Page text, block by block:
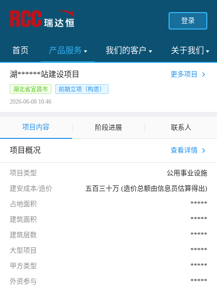
登录
首页 产品服务 我们的客户 关于我们
湖******站建设项目 更多项目
湖北省宜昌市
前期立项（构思）
2026-06-08 10:46
项目内容 阶段进展 联系人
项目概况 查看详情
项目类型 公用事业设施
建安成本/造价 五百三十万 (造价总额由信息员估算得出)
占地面积 *****
建筑面积 *****
建筑层数 *****
大型项目 *****
甲方类型 *****
外资参与 *****